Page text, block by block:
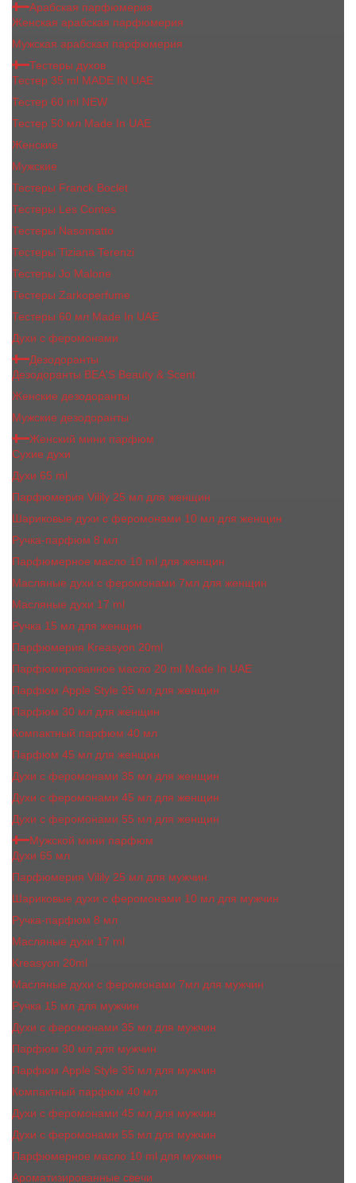
Арабская парфюмерия
Женская арабская парфюмерия
Мужская арабская парфюмерия
Тестеры духов
Тестер 35 ml MADE IN UAE
Тестер 60 ml NEW
Тестер 50 мл Made In UAE
Женские
Мужские
Тестеры Franck Boclet
Тестеры Les Contes
Тестеры Nasomatto
Тестеры Tiziana Terenzi
Тестеры Jо Malоnе
Тестеры Zarkoperfume
Тестеры 60 мл Made In UAE
Духи с феромонами
Дезодоранты
Дезодоранты BEA'S Beauty & Scent
Женские дезодоранты
Мужские дезодоранты
Женский мини парфюм
Сухие духи
Духи 65 ml
Парфюмерия Vilily 25 мл для женщин
Шариковые духи с феромонами 10 мл для женщин
Ручка-парфюм 8 мл
Парфюмерное масло 10 ml для женщин
Масляные духи c феромонами 7мл для женщин
Масляные духи 17 ml
Ручка 15 мл для женщин
Парфюмерия Kreasyon 20ml
Парфюмированное масло 20 ml Made In UAE
Парфюм Apple Style 35 мл для женщин
Парфюм 30 мл для женщин
Компактный парфюм 40 мл
Парфюм 45 мл для женщин
Духи с феромонами 35 мл для женщин
Духи с феромонами 45 мл для женщин
Духи с феромонами 55 мл для женщин
Мужской мини парфюм
Духи 65 мл
Парфюмерия Vilily 25 мл для мужчин
Шариковые духи с феромонами 10 мл для мужчин
Ручка-парфюм 8 мл
Масляные духи 17 ml
Kreasyon 20ml
Масляные духи c феромонами 7мл для мужчин
Ручка 15 мл для мужчин
Духи с феромонами 35 мл для мужчин
Парфюм 30 мл для мужчин
Парфюм Apple Style 35 мл для мужчин
Компактный парфюм 40 мл
Духи с феромонами 45 мл для мужчин
Духи с феромонами 55 мл для мужчин
Парфюмерное масло 10 ml для мужчин
Ароматизированные свечи